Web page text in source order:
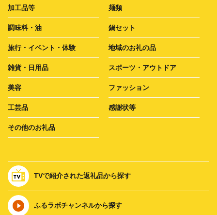
加工品等 麺類
調味料・油 鍋セット
旅行・イベント・体験 地域のお礼の品
雑貨・日用品 スポーツ・アウトドア
美容 ファッション
工芸品 感謝状等
その他のお礼品
TVで紹介された返礼品から探す
ふるラボチャンネルから探す